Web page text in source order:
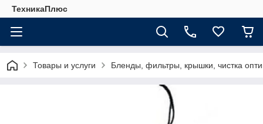
ТехникаПлюс
Товары и услуги Бленды, фильтры, крышки, чистка